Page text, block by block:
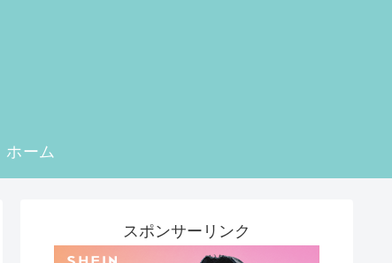
ホーム
スポンサーリンク